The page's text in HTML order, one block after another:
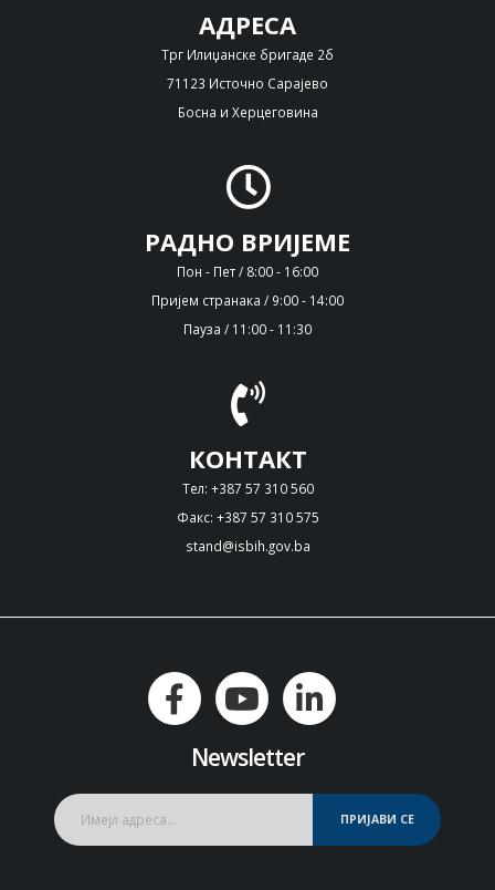
АДРЕСА
Трг Илиџанске бригаде 2б
71123 Источно Сарајево
Босна и Херцеговина
РАДНО ВРИЈЕМЕ
Пон - Пет / 8:00 - 16:00
Пријем странака / 9:00 - 14:00
Пауза / 11:00 - 11:30
КОНТАКТ
Тел: +387 57 310 560
Факс: +387 57 310 575
stand@isbih.gov.ba
Newsletter
ПРИЈАВИ СЕ